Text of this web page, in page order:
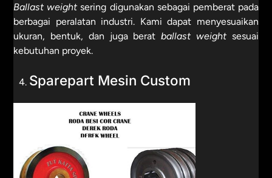
Ballast weight sering digunakan sebagai pemberat pada
berbagai peralatan industri. Kami dapat menyesuaikan
ukuran, bentuk, dan juga beratballast weightsesuai
kebutuhan proyek.
Sparepart Mesin Custom